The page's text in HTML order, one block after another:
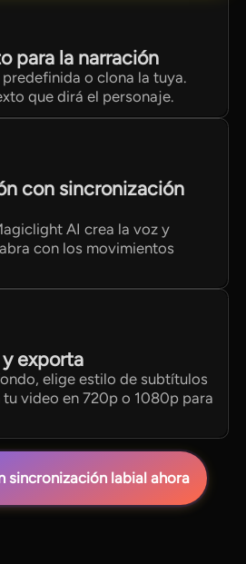
para la narración
o clona la tuya.
que dirá el personaje.
con sincronización
AI crea la voz y
con los movimientos
exporta
elige estilo de subtítulos
video en 720p o 1080p para
sincronización labial ahora